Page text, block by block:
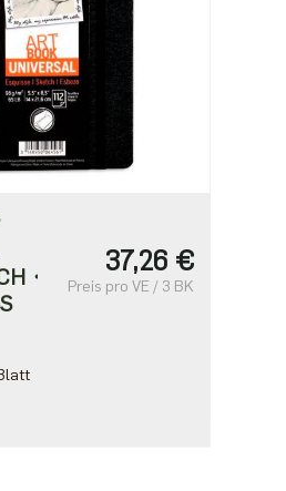
・
37,26 €
Preis pro VE / 3 BK